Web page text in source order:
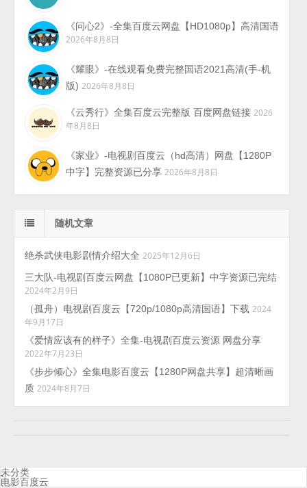
《问心2》-全集百度云网盘【HD1080p】高清国语
2026年8月8日
《耀眼》-在线观看免费完整国语2021高清(手-机
版) 2026年8月8日
《云秀行》全集百度云完整版 百度网盘链接 2026
年8月8日
《家业》-电视剧百度云（hd高清）网盘【1280P
中字】完整资源已分享 2026年8月8日
随机文章
绝杀武侠电影剧情介绍大全 2025年12月6日
三大队-电视剧百度云网盘【1080P已更新】中字资源已完结
2024年2月9日
（孤舟）电视剧百度云【720p/1080p高清国语】下载 2024
年9月17日
《爱情应该有的样子》全集-电视剧百度云资源 网盘分享
2022年7月23日
《步步倾心》全集电影百度云【1280P网盘共享】超清晰画
质 2024年8月7日
未分类
电影百度云